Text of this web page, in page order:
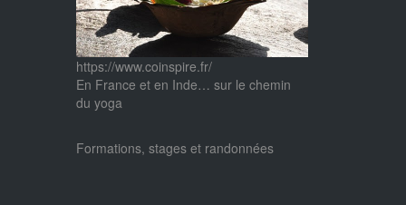
https://www.coinspire.fr/
En France et en Inde… sur le chemin
du yoga
Formations, stages et randonnées